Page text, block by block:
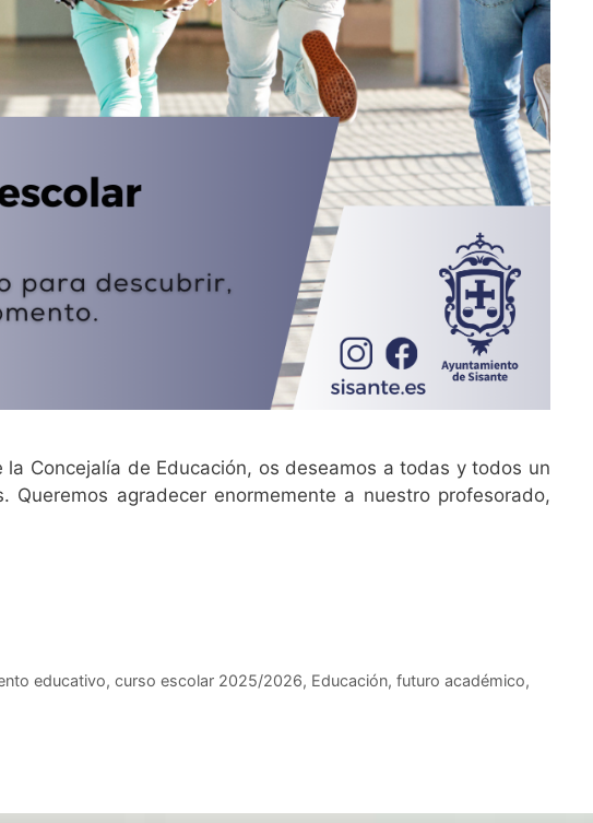
Concejalía de Educación, os deseamos a todas y todos un
agradecer enormemente a nuestro profesorado,
educativo, curso escolar 2025/2026, Educación, futuro académico,